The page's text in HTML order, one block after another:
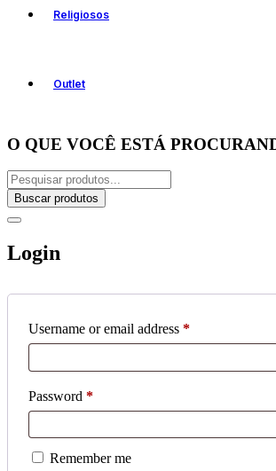
Religiosos
Outlet
O QUE VOCÊ ESTÁ
Buscar produtos
Login
Username or email address *
Password *
Remember me